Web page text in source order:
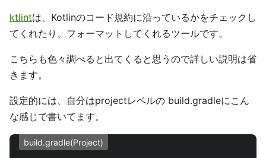
ktlintは、Kotlinのコード規約に沿っているかをチェックし
てくれたり、フォーマットしてくれるツールです。
こちらも色々調べると出てくると思うので詳しい説明は省
きます。
設定的には、自分はprojectレベルの build.gradleにこん
な感じで書いてます。
build.gradle(Project)